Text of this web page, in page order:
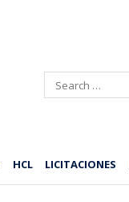
Search
HCL LICITACIONES